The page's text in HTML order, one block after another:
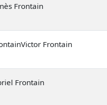
Frontain
Frontain
Frontain